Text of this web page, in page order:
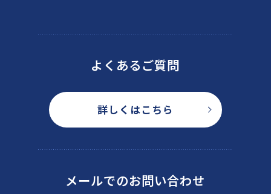
よくあるご質問
詳しくはこちら
メールでのお問い合わせ